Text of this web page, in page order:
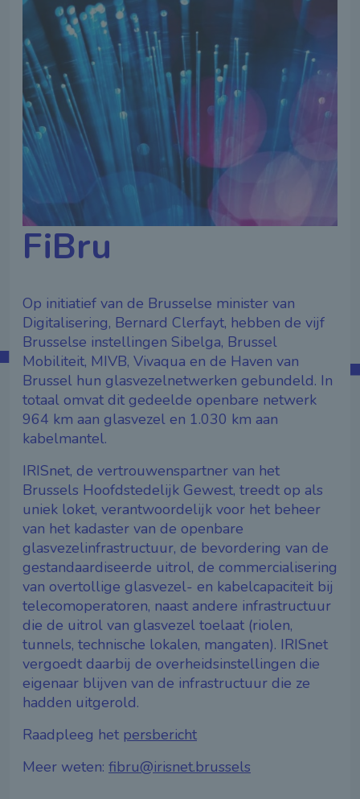
FiBru
Op initiatief van de Brusselse minister van
Digitalisering, Bernard Clerfayt, hebben de vijf
Brusselse instellingen Sibelga, Brussel
Mobiliteit, MIVB, Vivaqua en de Haven van
Brussel hun glasvezelnetwerken gebundeld. In
totaal omvat dit gedeelde openbare netwerk
964 km aan glasvezel en 1.030 km aan
kabelmantel.
IRISnet, de vertrouwenspartner van het
Brussels Hoofdstedelijk Gewest, treedt op als
uniek loket, verantwoordelijk voor het beheer
van het kadaster van de openbare
glasvezelinfrastructuur, de bevordering van de
gestandaardiseerde uitrol, de commercialisering
van overtollige glasvezel- en kabelcapaciteit bij
telecomoperatoren, naast andere infrastructuur
die de uitrol van glasvezel toelaat (riolen,
tunnels, technische lokalen, mangaten). IRISnet
vergoedt daarbij de overheidsinstellingen die
eigenaar blijven van de infrastructuur die ze
hadden uitgerold.
Raadpleeg het persbericht
Meer weten: fibru@irisnet.brussels